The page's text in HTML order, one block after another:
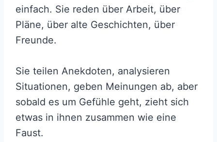
einfach. Sie reden über Arbeit, über
Pläne, über alte Geschichten, über
Freunde.
Sie teilen Anekdoten, analysieren
Situationen, geben Meinungen ab, aber
sobald es um Gefühle geht, zieht sich
etwas in ihnen zusammen wie eine
Faust.